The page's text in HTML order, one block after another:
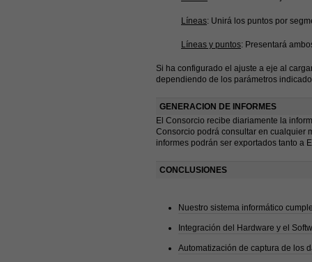
Líneas: Unirá los puntos por
Líneas y puntos: Presentará
Si ha configurado el ajuste a eje al
dependiendo de los parámetros
GENERACION DE INFORMES
El Consorcio recibe diariamente la
Consorcio podrá consultar en cualquier
informes podrán ser exportados tanto a
CONCLUSIONES
Nuestro sistema informático
Integración del Hardware y el
Automatización de captura de los